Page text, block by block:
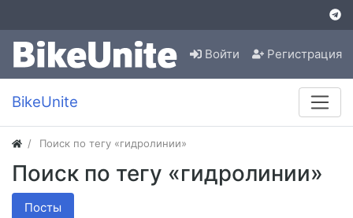
Войти Регистрация
BikeUnite
Поиск по тегу «гидролинии»
Поиск по тегу «гидролинии»
Посты